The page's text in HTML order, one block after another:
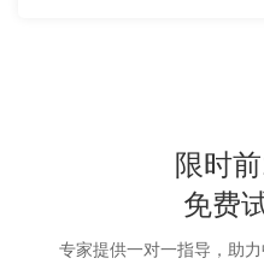
限时
免费
专家提供一对一指导，助